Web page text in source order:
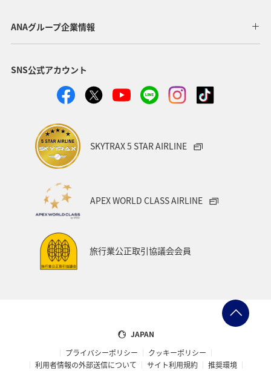
ANAグループ企業情報
SNS公式アカウント
SKYTRAX 5 STAR AIRLINE
APEX WORLD CLASS AIRLINE
旅行業公正取引協議会会員
JAPAN
プライバシーポリシー
クッキーポリシー
利用者情報の外部送信について
サイト利用規約 推奨環境